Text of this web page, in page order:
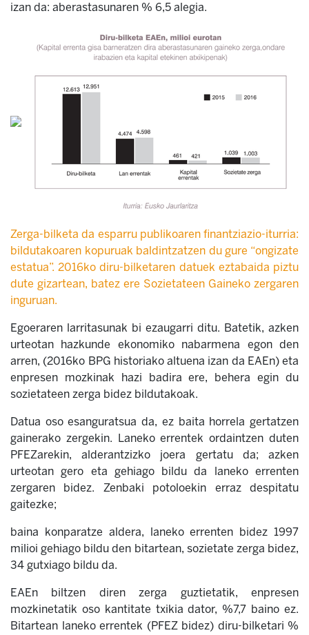
izan da: aberastasunaren % 6,5 alegia.
Zerga-bilketa da esparru publikoaren finantziazio-iturria:
bildutakoaren kopuruak baldintzatzen du gure “ongizate
estatua”. 2016ko diru-bilketaren datuek eztabaida piztu
dute gizartean, batez ere Sozietateen Gaineko zergaren
inguruan.
Egoeraren larritasunak bi ezaugarri ditu. Batetik, azken
urteotan hazkunde ekonomiko nabarmena egon den
arren, (2016ko BPG historiako altuena izan da EAEn) eta
enpresen mozkinak hazi badira ere, behera egin du
sozietateen zerga bidez bildutakoak.
Datua oso esanguratsua da, ez baita horrela gertatzen
gainerako zergekin. Laneko errentek ordaintzen duten
PFEZarekin, alderantzizko joera gertatu da; azken
urteotan gero eta gehiago bildu da laneko errenten
zergaren bidez. Zenbaki potoloekin erraz despitatu
gaitezke;
baina konparatze aldera, laneko errenten bidez 1997
milioi gehiago bildu den bitartean, sozietate zerga bidez,
34 gutxiago bildu da.
EAEn biltzen diren zerga guztietatik, enpresen
mozkinetatik oso kantitate txikia dator, %7,7 baino ez.
Bitartean laneko errentek (PFEZ bidez) diru-bilketari %